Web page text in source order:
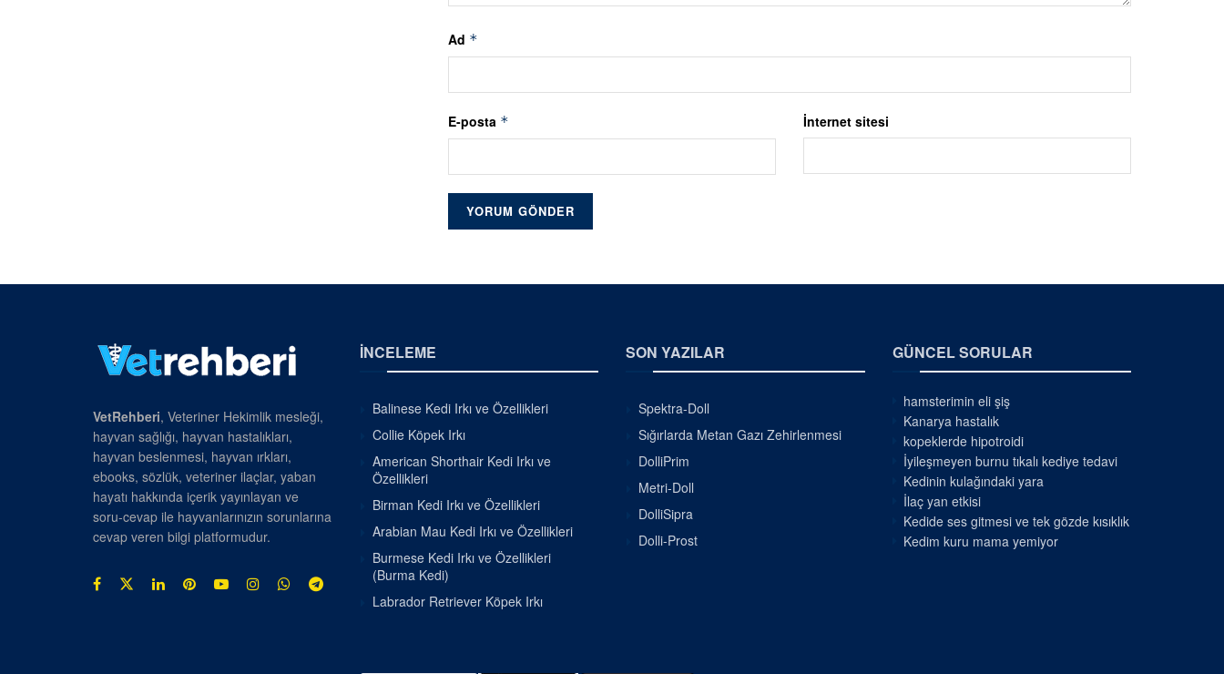
Ad *
E-posta * İnternet sitesi
VetRehberi, Veteriner Hekimlik mesleği,
hayvan sağlığı, hayvan hastalıkları,
hayvan beslenmesi, hayvan ırkları,
ebooks, sözlük, veteriner ilaçlar, yaban
hayatı hakkında içerik yayınlayan ve
soru-cevap ile hayvanlarınızın sorunlarına
cevap veren bilgi platformudur.
İNCELEME
Balinese Kedi Irkı ve Özellikleri
Collie Köpek Irkı
American Shorthair Kedi Irkı ve
Özellikleri
Birman Kedi Irkı ve Özellikleri
Arabian Mau Kedi Irkı ve Özellikleri
Burmese Kedi Irkı ve Özellikleri
(Burma Kedi)
Labrador Retriever Köpek Irkı
SON YAZILAR
Spektra-Doll
Sığırlarda Metan Gazı Zehirlenmesi
DolliPrim
Metri-Doll
DolliSipra
Dolli-Prost
GÜNCEL SORULAR
hamsterimin eli şiş
Kanarya hastalık
kopeklerde hipotroidi
İyileşmeyen burnu tıkalı kediye tedavi
Kedinin kulağındaki yara
İlaç yan etkisi
Kedide ses gitmesi ve tek gözde kısıklık
Kedim kuru mama yemiyor